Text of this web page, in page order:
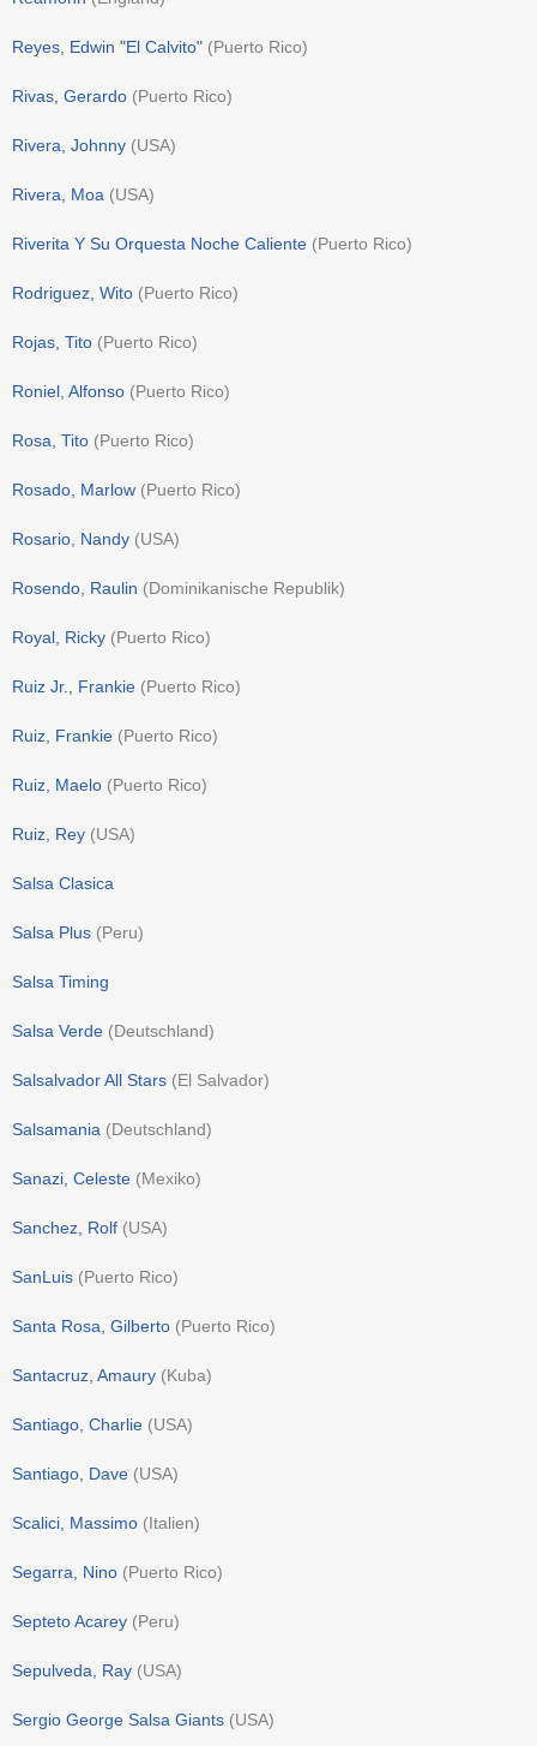
Reyes, Edwin "El Calvito" (Puerto Rico)
Rivas, Gerardo (Puerto Rico)
Rivera, Johnny (USA)
Rivera, Moa (USA)
Riverita Y Su Orquesta Noche Caliente (Puerto Rico)
Rodriguez, Wito (Puerto Rico)
Rojas, Tito (Puerto Rico)
Roniel, Alfonso (Puerto Rico)
Rosa, Tito (Puerto Rico)
Rosado, Marlow (Puerto Rico)
Rosario, Nandy (USA)
Rosendo, Raulin (Dominikanische Republik)
Royal, Ricky (Puerto Rico)
Ruiz Jr., Frankie (Puerto Rico)
Ruiz, Frankie (Puerto Rico)
Ruiz, Maelo (Puerto Rico)
Ruiz, Rey (USA)
Salsa Clasica
Salsa Plus (Peru)
Salsa Timing
Salsa Verde (Deutschland)
Salsalvador All Stars (El Salvador)
Salsamania (Deutschland)
Sanazi, Celeste (Mexiko)
Sanchez, Rolf (USA)
SanLuis (Puerto Rico)
Santa Rosa, Gilberto (Puerto Rico)
Santacruz, Amaury (Kuba)
Santiago, Charlie (USA)
Santiago, Dave (USA)
Scalici, Massimo (Italien)
Segarra, Nino (Puerto Rico)
Septeto Acarey (Peru)
Sepulveda, Ray (USA)
Sergio George Salsa Giants (USA)